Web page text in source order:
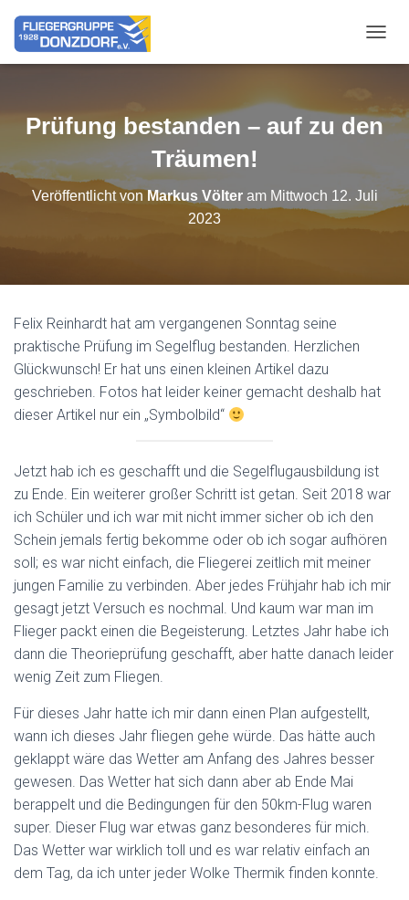
Prüfung bestanden – auf zu den
Träumen!
Veröffentlicht von Markus Völteram Mittwoch 12. Juli
2023
Felix Reinhardt hat am vergangenen Sonntag seine
praktische Prüfung im Segelflug bestanden. Herzlichen
Glückwunsch! Er hat uns einen kleinen Artikel dazu
geschrieben. Fotos hat leider keiner gemacht deshalb hat
dieser Artikel nur ein „Symbolbild“
Jetzt hab ich es geschafft und die Segelflugausbildung ist
zu Ende. Ein weiterer großer Schritt ist getan. Seit 2018 war
ich Schüler und ich war mit nicht immer sicher ob ich den
Schein jemals fertig bekomme oder ob ich sogar aufhören
soll; es war nicht einfach, die Fliegerei zeitlich mit meiner
jungen Familie zu verbinden. Aber jedes Frühjahr hab ich mir
gesagt jetzt Versuch es nochmal. Und kaum war man im
Flieger packt einen die Begeisterung. Letztes Jahr habe ich
dann die Theorieprüfung geschafft, aber hatte danach leider
wenig Zeit zum Fliegen.
Für dieses Jahr hatte ich mir dann einen Plan aufgestellt,
wann ich dieses Jahr fliegen gehe würde. Das hätte auch
geklappt wäre das Wetter am Anfang des Jahres besser
gewesen. Das Wetter hat sich dann aber ab Ende Mai
berappelt und die Bedingungen für den 50km-Flug waren
super. Dieser Flug war etwas ganz besonderes für mich.
Das Wetter war wirklich toll und es war relativ einfach an
dem Tag, da ich unter jeder Wolke Thermik finden konnte.